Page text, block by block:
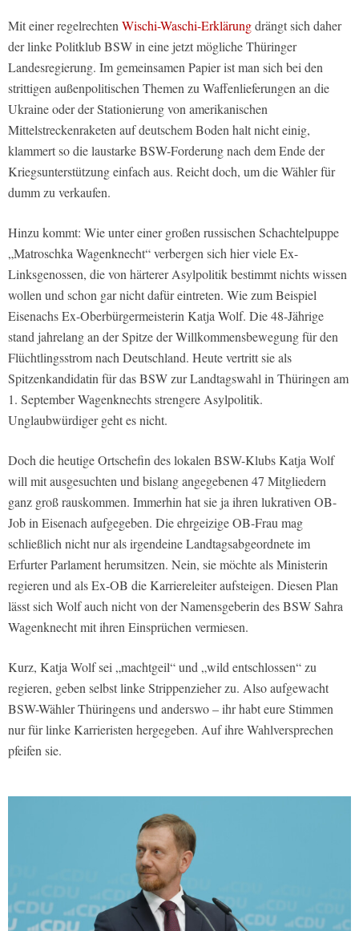
Mit einer regelrechtenWischi-Waschi-Erklärungdrängt sich daher
der linke Politklub BSW in eine jetzt mögliche Thüringer
Landesregierung. Im gemeinsamen Papier ist man sich bei den
strittigen außenpolitischen Themen zu Waffenlieferungen an die
Ukraine oder der Stationierung von amerikanischen
Mittelstreckenraketen auf deutschem Boden halt nicht einig,
klammert so die laustarke BSW-Forderung nach dem Ende der
Kriegsunterstützung einfach aus. Reicht doch, um die Wähler für
dumm zu verkaufen.
Hinzu kommt: Wie unter einer großen russischen Schachtelpuppe
„Matroschka Wagenknecht“ verbergen sich hier viele Ex-
Linksgenossen, die von härterer Asylpolitik bestimmt nichts wissen
wollen und schon gar nicht dafür eintreten. Wie zum Beispiel
Eisenachs Ex-Oberbürgermeisterin Katja Wolf. Die 48-Jährige
stand jahrelang an der Spitze der Willkommensbewegung für den
Flüchtlingsstrom nach Deutschland. Heute vertritt sie als
Spitzenkandidatin für das BSW zur Landtagswahl in Thüringen am
1. September Wagenknechts strengere Asylpolitik.
Unglaubwürdiger geht es nicht.
Doch die heutige Ortschefin des lokalen BSW-Klubs Katja Wolf
will mit ausgesuchten und bislang angegebenen 47 Mitgliedern
ganz groß rauskommen. Immerhin hat sie ja ihren lukrativen OB-
Job in Eisenach aufgegeben. Die ehrgeizige OB-Frau mag
schließlich nicht nur als irgendeine Landtagsabgeordnete im
Erfurter Parlament herumsitzen. Nein, sie möchte als Ministerin
regieren und als Ex-OB die Karriereleiter aufsteigen. Diesen Plan
lässt sich Wolf auch nicht von der Namensgeberin des BSW Sahra
Wagenknecht mit ihren Einsprüchen vermiesen.
Kurz, Katja Wolf sei „machtgeil“ und „wild entschlossen“ zu
regieren, geben selbst linke Strippenzieher zu. Also aufgewacht
BSW-Wähler Thüringens und anderswo – ihr habt eure Stimmen
nur für linke Karrieristen hergegeben. Auf ihre Wahlversprechen
pfeifen sie.